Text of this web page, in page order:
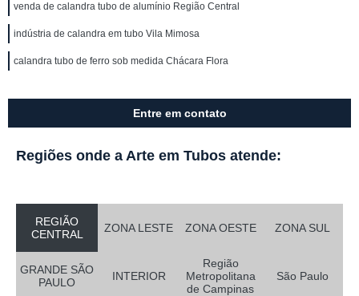
venda de calandra tubo de alumínio Região Central
indústria de calandra em tubo Vila Mimosa
calandra tubo de ferro sob medida Chácara Flora
Entre em contato
Regiões onde a Arte em Tubos atende:
REGIÃO
CENTRAL
ZONA LESTE ZONA OESTE ZONA SUL
GRANDE SÃO
PAULO
INTERIOR
Região
Metropolitana
de Campinas
São Paulo